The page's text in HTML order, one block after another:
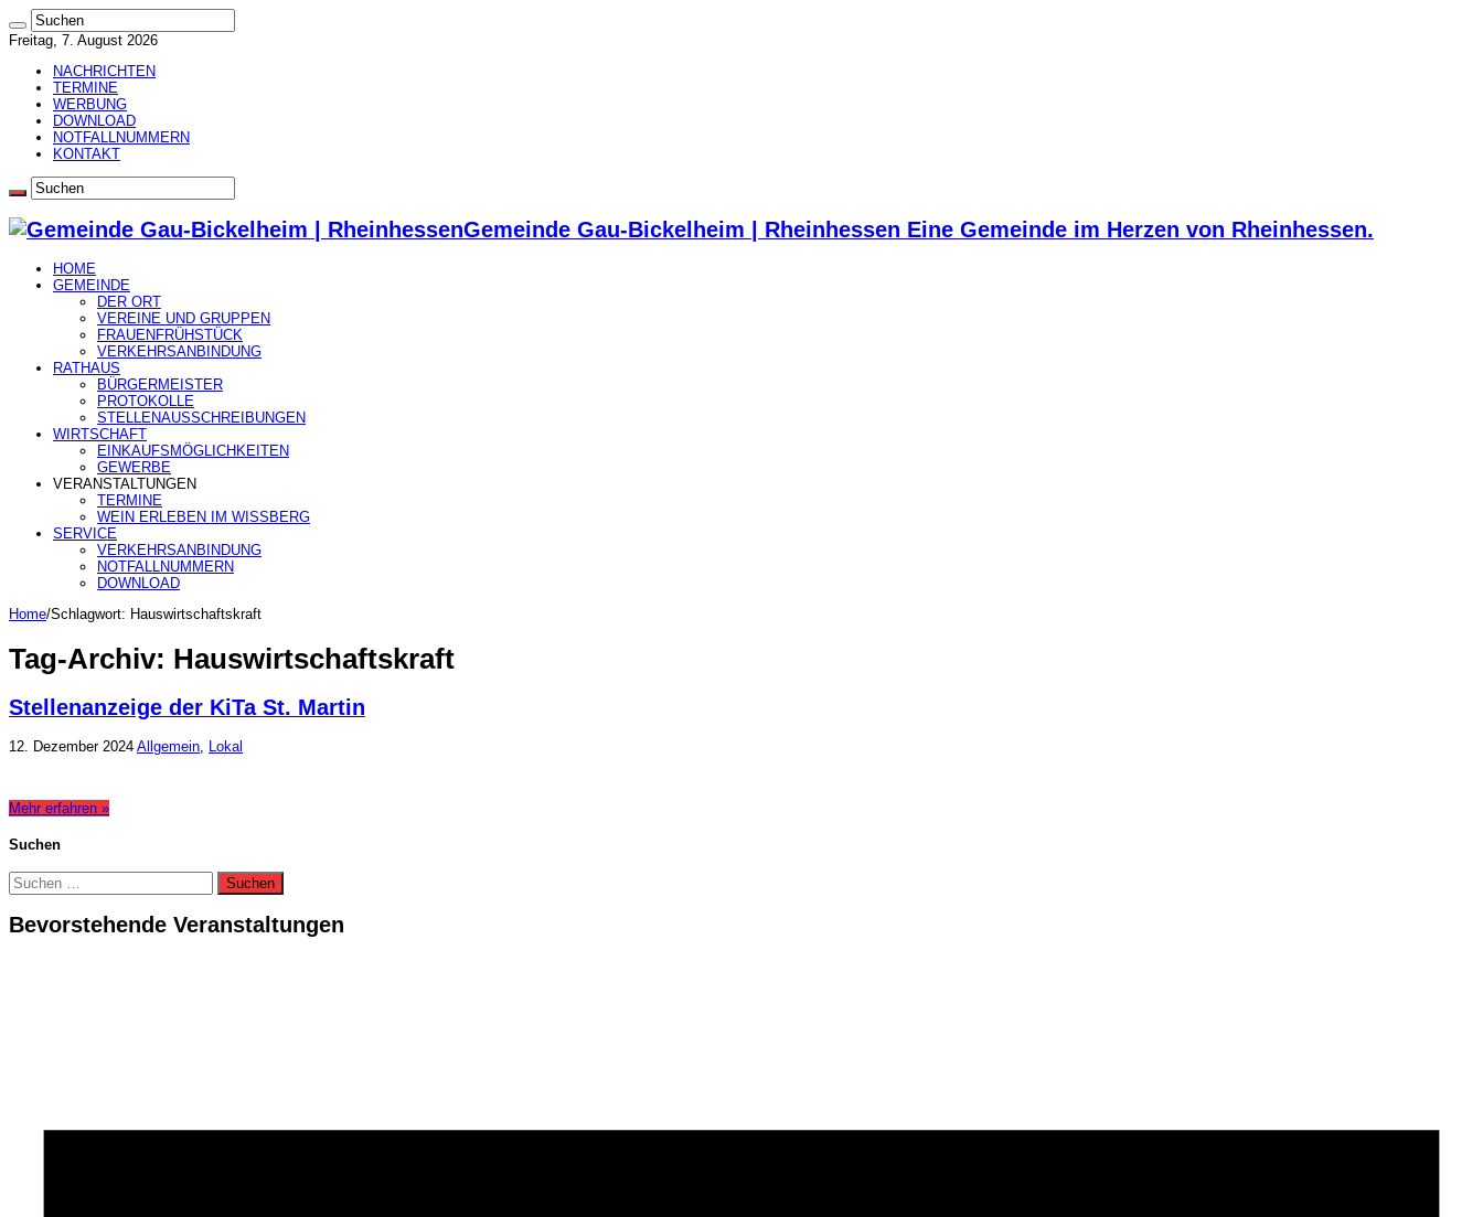
Freitag, 7. August 2026
NACHRICHTEN
TERMINE
WERBUNG
DOWNLOAD
NOTFALLNUMMERN
KONTAKT
Gemeinde Gau-Bickelheim | Rheinhessen Eine Gemeinde im Herzen von Rheinhessen.
HOME
GEMEINDE
DER ORT
VEREINE UND GRUPPEN
FRAUENFRÜHSTÜCK
VERKEHRSANBINDUNG
RATHAUS
BÜRGERMEISTER
PROTOKOLLE
STELLENAUSSCHREIBUNGEN
WIRTSCHAFT
EINKAUFSMÖGLICHKEITEN
GEWERBE
VERANSTALTUNGEN
TERMINE
WEIN ERLEBEN IM WISSBERG
SERVICE
VERKEHRSANBINDUNG
NOTFALLNUMMERN
DOWNLOAD
Home/Schlagwort: Hauswirtschaftskraft
Tag-Archiv: Hauswirtschaftskraft
Stellenanzeige der KiTa St. Martin
12. Dezember 2024 Allgemein, Lokal
Mehr erfahren »
Suchen
Suchen
nach:
Bevorstehende Veranstaltungen